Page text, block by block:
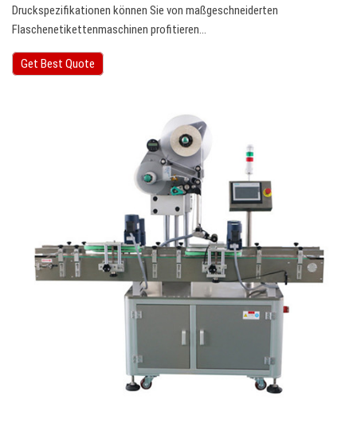
Druckspezifikationen können Sie von maßgeschneiderten
Flaschenetikettenmaschinen profitieren…
Get Best Quote